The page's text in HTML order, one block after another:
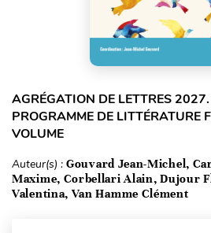
AGRÉGATION DE LETTRES
PROGRAMME DE LITTÉRATURE
VOLUME
Auteur(s) : Gouvard Jean-Michel,
Maxime, Corbellari Alain, Dujour
Valentina, Van Hamme Clément